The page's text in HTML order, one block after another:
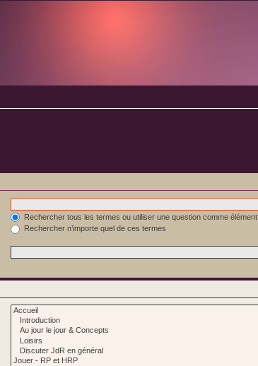
Rechercher tous les termes ou utiliser une question comme élément
Rechercher n’importe quel de ces termes